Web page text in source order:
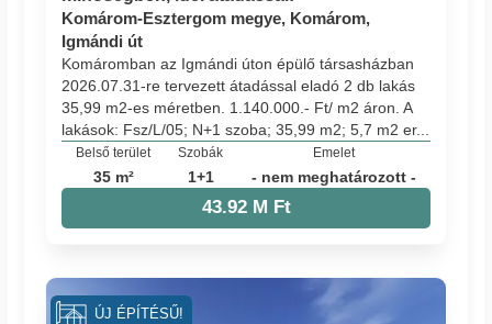
Komárom-Esztergom megye, Komárom,
Igmándi út
Komáromban az Igmándi úton épülő társasházban
2026.07.31-re tervezett átadással eladó 2 db lakás
35,99 m2-es méretben. 1.140.000.- Ft/ m2 áron. A
lakások: Fsz/L/05; N+1 szoba; 35,99 m2; 5,7 m2 er...
Belső terület
35 m²
Szobák
1+1
Emelet
- nem meghatározott -
43.92 M Ft
ÚJ ÉPÍTÉSŰ!